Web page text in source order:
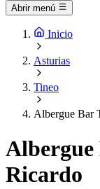
Abrir menú
Inicio
Asturias
Tineo
Albergue Bar
Albergue
Ricardo